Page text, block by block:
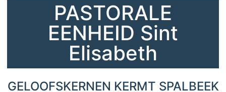
PASTORALE
EENHEID Sint
Elisabeth
GELOOFSKERNEN KERMT SPALBEEK